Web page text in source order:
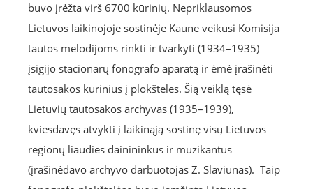
buvo įrėžta virš 6700 kūrinių. Nepriklausomos
Lietuvos laikinojoje sostinėje Kaune veikusi Komisija
tautos melodijoms rinkti ir tvarkyti (1934–1935)
įsigijo stacionarų fonografo aparatą ir ėmė įrašinėti
tautosakos kūrinius į plokšteles. Šią veiklą tęsė
Lietuvių tautosakos archyvas (1935–1939),
kviesdavęs atvykti į laikinąją sostinę visų Lietuvos
regionų liaudies dainininkus ir muzikantus
(įrašinėdavo archyvo darbuotojas Z. Slaviūnas). Taip